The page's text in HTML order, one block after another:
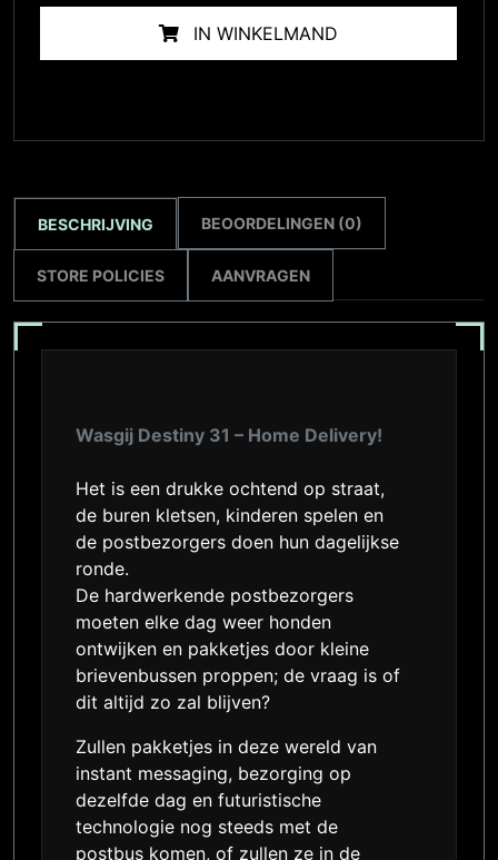
IN WINKELMAND
BESCHRIJVING BEOORDELINGEN (0)
STORE POLICIES AANVRAGEN
Wasgij Destiny 31 – Home Delivery!
Het is een drukke ochtend op straat,
de buren kletsen, kinderen spelen en
de postbezorgers doen hun dagelijkse
ronde.
De hardwerkende postbezorgers
moeten elke dag weer honden
ontwijken en pakketjes door kleine
brievenbussen proppen; de vraag is of
dit altijd zo zal blijven?
Zullen pakketjes in deze wereld van
instant messaging, bezorging op
dezelfde dag en futuristische
technologie nog steeds met de
postbus komen, of zullen ze in de